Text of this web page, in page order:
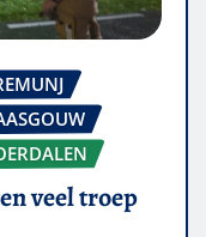
veel troep